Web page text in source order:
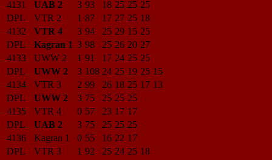
4131
UAB 2 3 93 18 25 25 25
DPL
VTR 2 1 87 17 27 25 18
4132
VTR 4 3 94 25 29 15 25
DPL
Kagran 1 3 98 25 26 20 27
4133
UWW 2 1 91 17 24 25 25
DPL
UWW 2 3 108 24 25 19 25 15
4134
VTR 3 2 99 26 18 25 17 13
DPL
UWW 2 3 75 25 25 25
4135
VTR 4 0 57 23 17 17
DPL
UAB 2 3 75 25 25 25
4136
Kagran 1 0 55 16 22 17
DPL
VTR 3 1 92 25 24 25 18